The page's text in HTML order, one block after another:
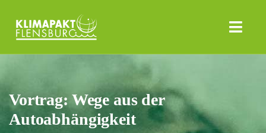
Vortrag: Wege aus der
Autoabhängigkeit